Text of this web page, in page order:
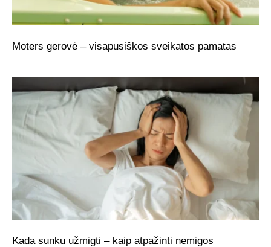
Moters gerovė – visapusiškos sveikatos pamatas
Kada sunku užmigti – kaip atpažinti nemigos